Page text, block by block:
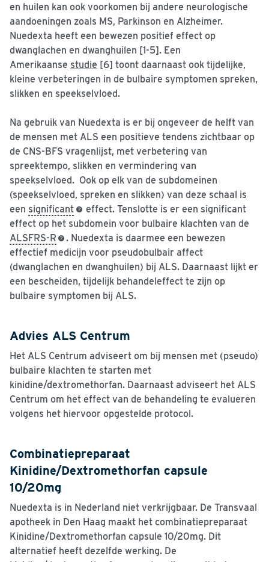
en huilen kan ook voorkomen bij andere neurologische
aandoeningen zoals MS, Parkinson en Alzheimer.
Nuedexta heeft een bewezen positief effect op
dwanglachen en dwanghuilen [1-5]. Een
Amerikaanse studie [6] toont daarnaast ook tijdelijke,
kleine verbeteringen in de bulbaire symptomen spreken,
slikken en speekselvloed.
Na gebruik van Nuedexta is er bij ongeveer de helft van
de mensen met ALS een positieve tendens zichtbaar op
de CNS-BFS vragenlijst, met verbetering van
spreektempo, slikken en vermindering van
speekselvloed. Ook op elk van de subdomeinen
(speekselvloed, spreken en slikken) van deze schaal is
een significant
effect. Tenslotte is er een significant
effect op het subdomein voor bulbaire klachten van de
ALSFRS-R
. Nuedexta is daarmee een bewezen
effectief medicijn voor pseudobulbair affect
(dwanglachen en dwanghuilen) bij ALS. Daarnaast lijkt er
een bescheiden, tijdelijk behandeleffect te zijn op
bulbaire symptomen bij ALS.
Advies ALS Centrum
Het ALS Centrum adviseert om bij mensen met (pseudo)
bulbaire klachten te starten met
kinidine/dextromethorfan. Daarnaast adviseert het ALS
Centrum om het effect van de behandeling te evalueren
volgens het hiervoor opgestelde protocol.
Combinatiepreparaat
Kinidine/Dextromethorfan capsule
10/20mg
Nuedexta is in Nederland niet verkrijgbaar. De Transvaal
apotheek in Den Haag maakt het combinatiepreparaat
Kinidine/Dextromethorfan capsule 10/20mg. Dit
alternatief heeft dezelfde werking. De